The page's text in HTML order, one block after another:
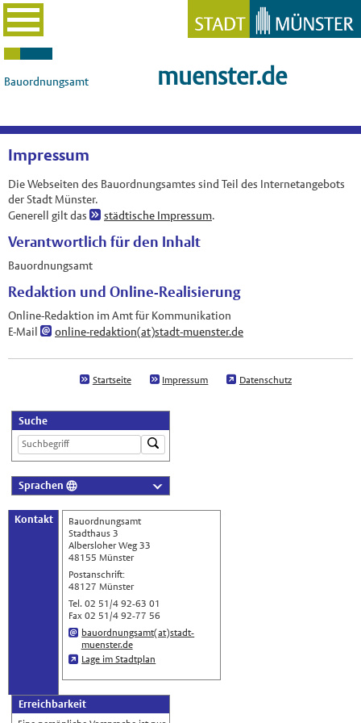
Bauordnungsamt muenster.de
Impressum
Die Webseiten des Bauordnungsamtes sind Teil des Internetangebots
der Stadt Münster.
Generell gilt das
städtische Impressum.
Verantwortlich für den Inhalt
Bauordnungsamt
Redaktion und Online-Realisierung
Online-Redaktion im Amt für Kommunikation
E-Mail
online-redaktion(at)stadt-muenster.de
Startseite Impressum Datenschutz
Suche
Sprachen
Nederlands
Українська
اللغة العربية
Polski
Русский
Kontakt
Bauordnungsamt
Stadthaus 3
Albersloher Weg 33
48155 Münster
Postanschrift:
48127 Münster
Tel. 02 51/4 92-63 01
Fax 02 51/4 92-77 56
bauordnungsamt(at)stadt-
muenster.de
Lage im Stadtplan
Erreichbarkeit